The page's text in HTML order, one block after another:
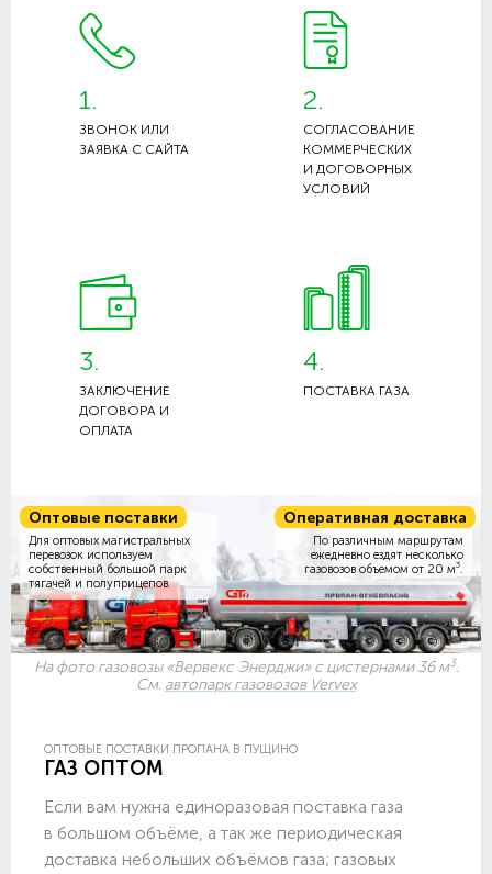
1.
ЗВОНОК ИЛИ
ЗАЯВКА С САЙТА
2.
СОГЛАСОВАНИЕ
КОММЕРЧЕСКИХ
И ДОГОВОРНЫХ
УСЛОВИЙ
3.
ЗАКЛЮЧЕНИЕ
ДОГОВОРА И
ОПЛАТА
4.
ПОСТАВКА ГАЗА
Оптовые поставки
Для оптовых магистральных
перевозок используем
собственный большой парк
тягачей и полуприцепов.
Оперативная доставка
По различным маршрутам
ежедневно ездят несколько
газовозов объемом от 20 м3
На фото газовозы «Вервекс Энерджи» с цистернами 36 м3.
См. автопарк газовозов Vervex
ОПТОВЫЕ ПОСТАВКИ ПРОПАНА В ПУЩИНО
ГАЗ ОПТОМ
Если вам нужна единоразовая поставка газа
в большом объёме, а так же периодическая
доставка небольших объёмов газа; газовых